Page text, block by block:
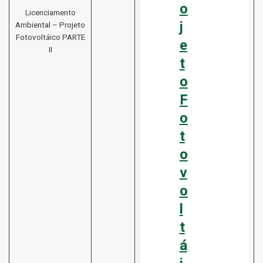
Licenciamento
Ambiental – Projeto
Fotovoltáico PARTE
II
o
j
e
t
o
F
o
t
o
v
o
t
á